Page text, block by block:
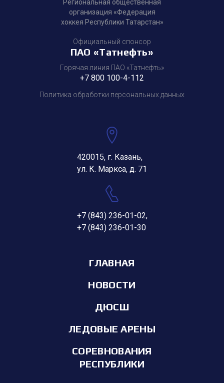
Региональная общественная
организация «Федерация
хоккея Республики Татарстан»
Официальный спонсор
ПАО «Татнефть»
Горячая линия ПАО «Татнефть»
+7 800 100-4-112
Политика обработки персональных данных
420015, г. Казань,
ул. К. Маркса, д. 71
+7 (843) 236-01-02,
+7 (843) 236-01-30
ГЛАВНАЯ
НОВОСТИ
ДЮСШ
ЛЕДОВЫЕ АРЕНЫ
СОРЕВНОВАНИЯ
РЕСПУБЛИКИ